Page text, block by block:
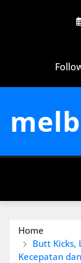
Home
Butt Kicks,
Kecepatan